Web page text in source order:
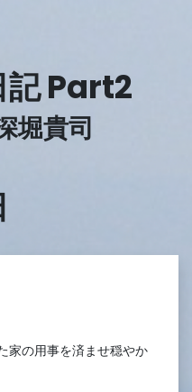
記 Part2
堀貴司
家の用事を済ませ穏やか